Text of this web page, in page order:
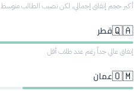
أكبر حجم إنفاق إجمالي، لكن نصيب الطالب متوسط
🇶🇦قطر
إنفاق عالي جداً رغم عدد طلاب أقل
🇴🇲عمان